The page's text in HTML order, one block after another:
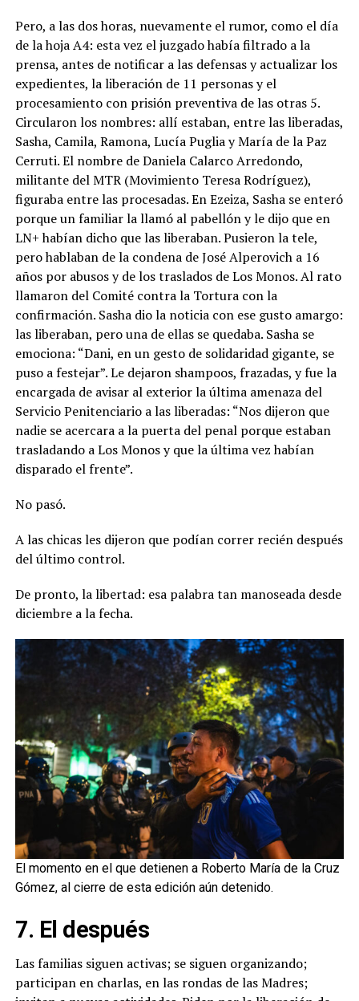
Pero, a las dos horas, nuevamente el rumor, como el día
de la hoja A4: esta vez el juzgado había filtrado a la
prensa, antes de notificar a las defensas y actualizar los
expedientes, la liberación de 11 personas y el
procesamiento con prisión preventiva de las otras 5.
Circularon los nombres: allí estaban, entre las liberadas,
Sasha, Camila, Ramona, Lucía Puglia y María de la Paz
Cerruti. El nombre de Daniela Calarco Arredondo,
militante del MTR (Movimiento Teresa Rodríguez),
figuraba entre las procesadas. En Ezeiza, Sasha se enteró
porque un familiar la llamó al pabellón y le dijo que en
LN+ habían dicho que las liberaban. Pusieron la tele,
pero hablaban de la condena de José Alperovich a 16
años por abusos y de los traslados de Los Monos. Al rato
llamaron del Comité contra la Tortura con la
confirmación. Sasha dio la noticia con ese gusto amargo:
las liberaban, pero una de ellas se quedaba. Sasha se
emociona: “Dani, en un gesto de solidaridad gigante, se
puso a festejar”. Le dejaron shampoos, frazadas, y fue la
encargada de avisar al exterior la última amenaza del
Servicio Penitenciario a las liberadas: “Nos dijeron que
nadie se acercara a la puerta del penal porque estaban
trasladando a Los Monos y que la última vez habían
disparado el frente”.
No pasó.
A las chicas les dijeron que podían correr recién después
del último control.
De pronto, la libertad: esa palabra tan manoseada desde
diciembre a la fecha.
El momento en el que detienen a Roberto María de la Cruz
Gómez, al cierre de esta edición aún detenido.
7. El después
Las familias siguen activas; se siguen organizando;
participan en charlas, en las rondas de las Madres;